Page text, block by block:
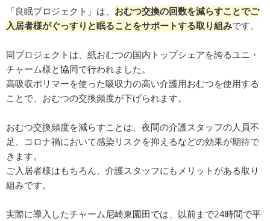
「良眠プロジェクト」は、 おむつ交換の回数を減らすことでご
入居者様がぐっすりと眠ることをサポートする取り組みです。
同プロジェクトは、紙おむつの国内トップシェアを誇るユニ・
チャーム様と協同で行われました。
高吸収ポリマーを使った吸収力の高い介護用おむつを使用する
ことで、おむつの交換頻度が下げられます。
おむつ交換頻度を減らすことは、夜間の介護スタッフの人員不
足、コロナ禍において感染リスクを抑えるなどの効果が期待で
きます。
ご入居者様はもちろん、介護スタッフにもメリットがある取り
組みです。
実際に導入したチャーム尼崎東園田では、以前まで24時間で平